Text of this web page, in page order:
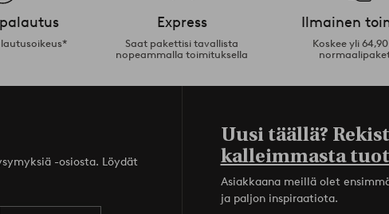
Express
Saat pakettisi tavallista
nopeammalla toimituksella
Ilmainen
Koskee yli 64,90
-osiosta. Löydät
Uusi täällä?
kalleimmasta
Asiakkaana meillä olet
ja paljon inspiraatiota.